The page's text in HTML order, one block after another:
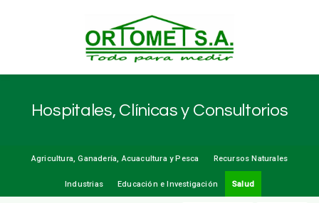
Hospitales, Clínicas y Consultorios
Agricultura, Ganadería, Acuacultura y Pesca Recursos Naturales
Industrias Educación e Investigación Salud